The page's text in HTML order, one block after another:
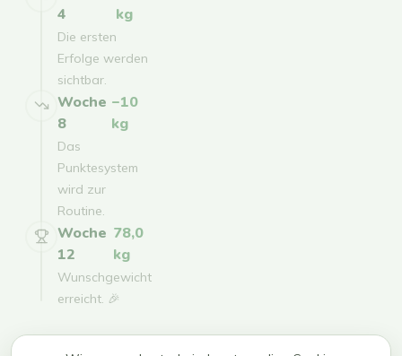
4
kg
Die ersten
Erfolge werden
sichtbar.
Woche
8
−10
kg
Das
Punktesystem
wird zur
Routine.
Woche
12
78,0
kg
Wunschgewicht
erreicht. 🎉